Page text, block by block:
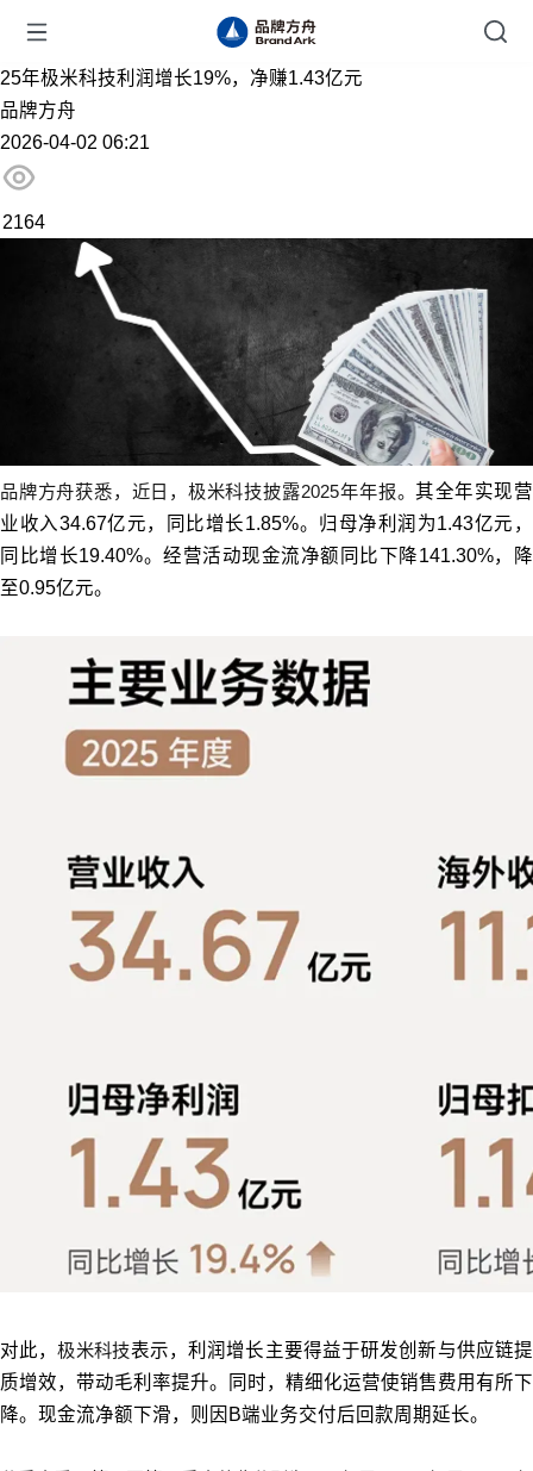
25年极米科技利润增长19%，净赚1.43亿元
品牌方舟
2026-04-02 06:21
2164
品牌方舟获悉，近日，极米科技披露2025年年报。其全年实现营
业收入34.67亿元，同比增长1.85%。归母净利润为1.43亿元，
同比增长19.40%。经营活动现金流净额同比下降141.30%，降
至0.95亿元。
对此，极米科技表示，利润增长主要得益于研发创新与供应链提
质增效，带动毛利率提升。同时，精细化运营使销售费用有所下
降。现金流净额下滑，则因B端业务交付后回款周期延长。